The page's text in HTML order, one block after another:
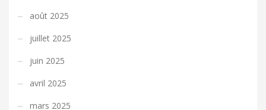
août 2025
juillet 2025
juin 2025
avril 2025
mars 2025